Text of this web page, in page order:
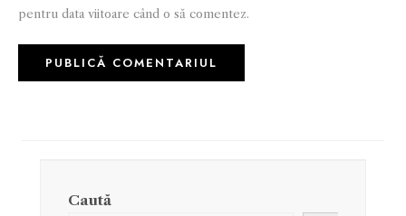
pentru data viitoare când o să comentez.
Caută